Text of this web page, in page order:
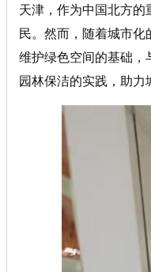
天津，作为中国北方
民。然而，随着城市
维护绿色空间的基础，
园林保洁的实践，助力